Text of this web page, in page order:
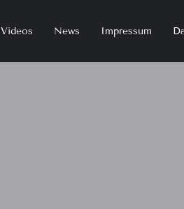
Videos News Impressum